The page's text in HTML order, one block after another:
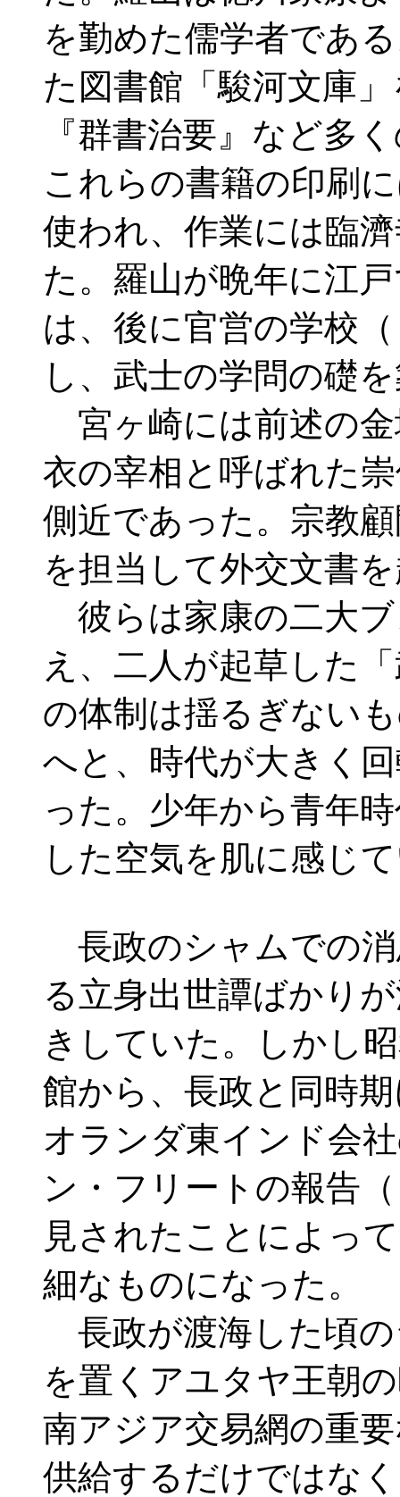
を勤めた儒学者であ
た図書館「駿河文庫
『群書治要』など多
これらの書籍の印刷
使われ、作業には臨
た。羅山が晩年に江
は、後に官営の学校
し、武士の学問の礎
宮ヶ崎には前述の
衣の宰相と呼ばれた
側近であった。宗教
を担当して外交文書
彼らは家康の二大
え、二人が起草した
の体制は揺るぎない
へと、時代が大きく
った。少年から青年
した空気を肌に感じ
長政のシャムでの
る立身出世譚ばかり
きしていた。しかし
館から、長政と同時
オランダ東インド会
ン・フリートの報告
見されたことによっ
細なものになった。
長政が渡海した頃
を置くアユタヤ王朝
南アジア交易網の重
供給するだけではな